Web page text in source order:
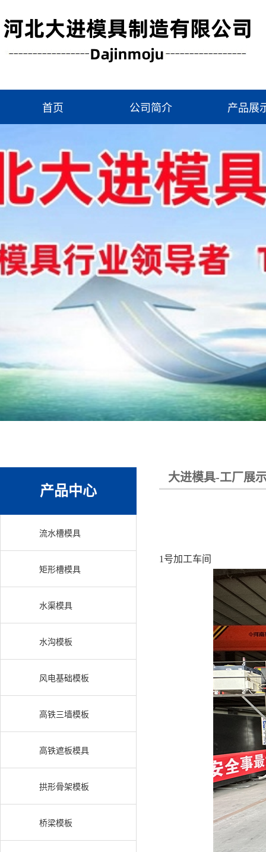
首页 公司简介 产品展
产品中心
流水槽模具
矩形槽模具
水渠模具
水沟模板
风电基础模板
高铁三墙模板
高铁遮板模具
拱形骨架模板
桥梁模板
大进模具-工厂展
1号加工车间